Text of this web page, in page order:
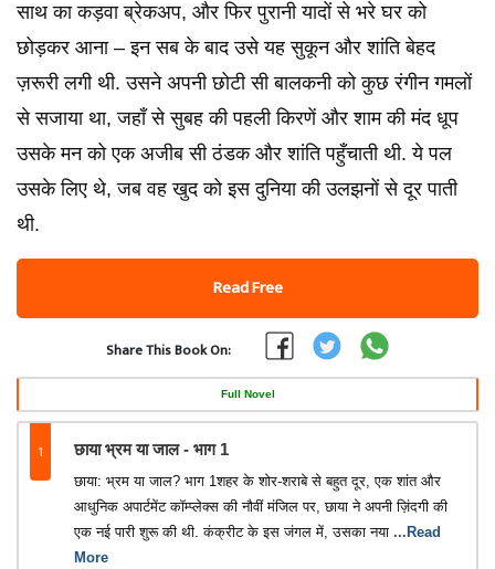
साथ का कड़वा ब्रेकअप, और फिर पुरानी यादों से भरे घर को
छोड़कर आना – इन सब के बाद उसे यह सुकून और शांति बेहद
ज़रूरी लगी थी. उसने अपनी छोटी सी बालकनी को कुछ रंगीन गमलों
से सजाया था, जहाँ से सुबह की पहली किरणें और शाम की मंद धूप
उसके मन को एक अजीब सी ठंडक और शांति पहुँचाती थी. ये पल
उसके लिए थे, जब वह खुद को इस दुनिया की उलझनों से दूर पाती
थी.
Read Free
Share This Book On:
Full Novel
1 छाया भ्रम या जाल - भाग 1
छाया: भ्रम या जाल? भाग 1शहर के शोर-शराबे से बहुत दूर, एक शांत और
आधुनिक अपार्टमेंट कॉम्प्लेक्स की नौवीं मंजिल पर, छाया ने अपनी ज़िंदगी की
एक नई पारी शुरू की थी. कंक्रीट के इस जंगल में, उसका नया ...Read
More